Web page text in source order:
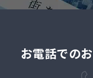
お電話での